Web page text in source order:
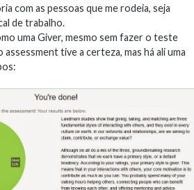
com as pessoas que me rodeia, seja
de trabalho.
uma Giver, mesmo sem fazer o teste
tive a certeza, mas há ali uma